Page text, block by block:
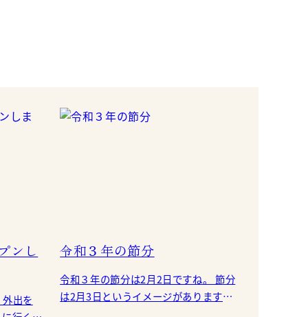
ンし
出を
令和３年の節分
令和３年の節分は2月2日ですね。 節分
は2月3日というイメージがあります